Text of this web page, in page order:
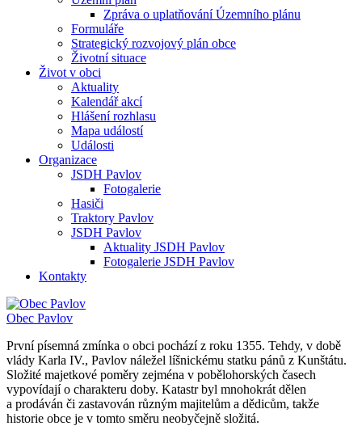
Zpráva o uplatňování Územního plánu
Formuláře
Strategický rozvojový plán obce
Životní situace
Život v obci
Aktuality
Kalendář akcí
Hlášení rozhlasu
Mapa událostí
Události
Organizace
JSDH Pavlov
Fotogalerie
Hasiči
Traktory Pavlov
JSDH Pavlov
Aktuality JSDH Pavlov
Fotogalerie JSDH Pavlov
Kontakty
Obec Pavlov
První písemná zmínka o obci pochází z roku 1355. Tehdy, v době
vlády Karla IV., Pavlov náležel líšnickému statku pánů z Kunštátu.
Složité majetkové poměry zejména v pobělohorských časech
vypovídají o charakteru doby. Katastr byl mnohokrát dělen
a prodáván či zastavován různým majitelům a dědicům, takže
historie obce je v tomto směru neobyčejně složitá.